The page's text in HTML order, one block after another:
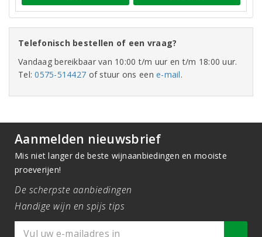
Telefonisch bestellen of een vraag?
Vandaag bereikbaar van 10:00 t/m uur en t/m 18:00 uur.
Tel:0575-514427 of stuur ons eene-mail.
Aanmelden nieuwsbrief
Mis niet langer de beste wijnaanbiedingen en mooiste
proeverijen!
De scherpste aanbiedingen
Handige wijn en spijs tips